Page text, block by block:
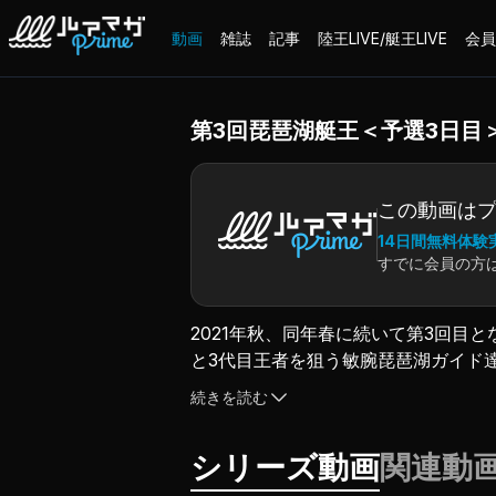
動画 雑誌 記事 陸王LIVE/艇王LIVE 会
第3回琵琶湖艇王＜予選3日目
この動画は
14日間無料体験
すでに会員の方
2021年秋、同年春に続いて第3回目
と3代目王者を狙う敏腕琵琶湖ガイ
二・川崎了・米山悟【3日目】高田雄
（2022.7.25配信）
続きを読む
シリーズ動画関連動